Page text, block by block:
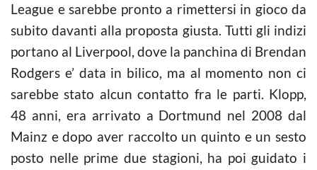
League e sarebbe pronto a rimettersi in gioco da
subito davanti alla proposta giusta. Tutti gli indizi
portano al Liverpool, dove la panchina di Brendan
Rodgers e’ data in bilico, ma al momento non ci
sarebbe stato alcun contatto fra le parti. Klopp,
48 anni, era arrivato a Dortmund nel 2008 dal
Mainz e dopo aver raccolto un quinto e un sesto
posto nelle prime due stagioni, ha poi guidato i